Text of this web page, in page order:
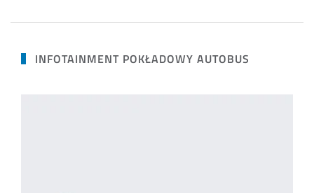
INFOTAINMENT POKŁADOWY AUTOBUS